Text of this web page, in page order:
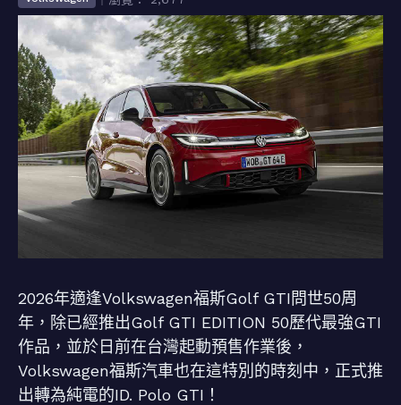
2026年適逢Volkswagen福斯Golf GTI問世50周
年，除已經推出Golf GTI EDITION 50歷代最強GTI
作品，並於日前在台灣起動預售作業後，
Volkswagen福斯汽車也在這特別的時刻中，正式推
出轉為純電的ID. Polo GTI！